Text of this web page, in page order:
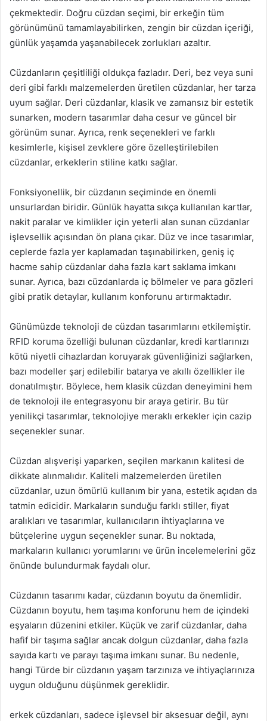
çekmektedir. Doğru cüzdan seçimi, bir erkeğin tüm
görünümünü tamamlayabilirken, zengin bir cüzdan içeriği,
günlük yaşamda yaşanabilecek zorlukları azaltır.
Cüzdanların çeşitliliği oldukça fazladır. Deri, bez veya suni
deri gibi farklı malzemelerden üretilen cüzdanlar, her tarza
uyum sağlar. Deri cüzdanlar, klasik ve zamansız bir estetik
sunarken, modern tasarımlar daha cesur ve güncel bir
görünüm sunar. Ayrıca, renk seçenekleri ve farklı
kesimlerle, kişisel zevklere göre özelleştirilebilen
cüzdanlar, erkeklerin stiline katkı sağlar.
Fonksiyonellik, bir cüzdanın seçiminde en önemli
unsurlardan biridir. Günlük hayatta sıkça kullanılan kartlar,
nakit paralar ve kimlikler için yeterli alan sunan cüzdanlar
işlevsellik açısından ön plana çıkar. Düz ve ince tasarımlar,
ceplerde fazla yer kaplamadan taşınabilirken, geniş iç
hacme sahip cüzdanlar daha fazla kart saklama imkanı
sunar. Ayrıca, bazı cüzdanlarda iç bölmeler ve para gözleri
gibi pratik detaylar, kullanım konforunu artırmaktadır.
Günümüzde teknoloji de cüzdan tasarımlarını etkilemiştir.
RFID koruma özelliği bulunan cüzdanlar, kredi kartlarınızı
kötü niyetli cihazlardan koruyarak güvenliğinizi sağlarken,
bazı modeller şarj edilebilir batarya ve akıllı özellikler ile
donatılmıştır. Böylece, hem klasik cüzdan deneyimini hem
de teknoloji ile entegrasyonu bir araya getirir. Bu tür
yenilikçi tasarımlar, teknolojiye meraklı erkekler için cazip
seçenekler sunar.
Cüzdan alışverişi yaparken, seçilen markanın kalitesi de
dikkate alınmalıdır. Kaliteli malzemelerden üretilen
cüzdanlar, uzun ömürlü kullanım bir yana, estetik açıdan da
tatmin edicidir. Markaların sunduğu farklı stiller, fiyat
aralıkları ve tasarımlar, kullanıcıların ihtiyaçlarına ve
bütçelerine uygun seçenekler sunar. Bu noktada,
markaların kullanıcı yorumlarını ve ürün incelemelerini göz
önünde bulundurmak faydalı olur.
Cüzdanın tasarımı kadar, cüzdanın boyutu da önemlidir.
Cüzdanın boyutu, hem taşıma konforunu hem de içindeki
eşyaların düzenini etkiler. Küçük ve zarif cüzdanlar, daha
hafif bir taşıma sağlar ancak dolgun cüzdanlar, daha fazla
sayıda kartı ve parayı taşıma imkanı sunar. Bu nedenle,
hangi Türde bir cüzdanın yaşam tarzınıza ve ihtiyaçlarınıza
uygun olduğunu düşünmek gereklidir.
erkek cüzdanları, sadece işlevsel bir aksesuar değil, aynı